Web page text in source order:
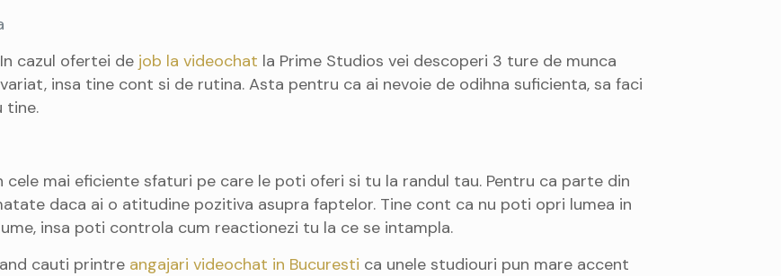
cazul ofertei de job la videochat la Prime Studios vei descoperi 3 ture de munca
insa tine cont si de rutina. Asta pentru ca ai nevoie de odihna suficienta, sa faci
tine.
mai eficiente sfaturi pe care le poti oferi si tu la randul tau. Pentru ca parte din
daca ai o atitudine pozitiva asupra faptelor. Tine cont ca nu poti opri lumea in
insa poti controla cum reactionezi tu la ce se intampla.
cauti printre angajari videochat in Bucuresti ca unele studiouri pun mare accent